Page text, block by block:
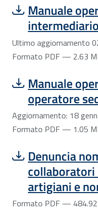
Scarica file:
Manuale
intermediario
Formato PDF —
Ultimo aggiornamento
Formato PDF — 2.63
Scarica file:
Manuale
operatore
Formato PDF —
Aggiornamento: 18
Formato PDF — 1.05
Scarica file:
Denuncia
collaboratori
artigiani e
Formato PDF —
Formato PDF —